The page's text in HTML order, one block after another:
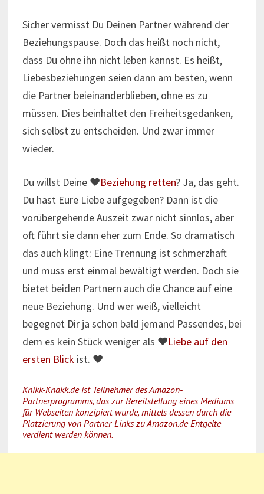
Sicher vermisst Du Deinen Partner während der
Beziehungspause. Doch das heißt noch nicht,
dass Du ohne ihn nicht leben kannst. Es heißt,
Liebesbeziehungen seien dann am besten, wenn
die Partner beieinanderblieben, ohne es zu
müssen. Dies beinhaltet den Freiheitsgedanken,
sich selbst zu entscheiden. Und zwar immer
wieder.
Du willst Deine ♥Beziehung retten? Ja, das geht.
Du hast Eure Liebe aufgegeben? Dann ist die
vorübergehende Auszeit zwar nicht sinnlos, aber
oft führt sie dann eher zum Ende. So dramatisch
das auch klingt: Eine Trennung ist schmerzhaft
und muss erst einmal bewältigt werden. Doch sie
bietet beiden Partnern auch die Chance auf eine
neue Beziehung. Und wer weiß, vielleicht
begegnet Dir ja schon bald jemand Passendes, bei
dem es kein Stück weniger als ♥Liebe auf den
ersten Blickist. ♥
Knikk-Knakk.de ist Teilnehmer des Amazon-
Partnerprogramms, das zur Bereitstellung eines Mediums
für Webseiten konzipiert wurde, mittels dessen durch die
Platzierung von Partner-Links zu Amazon.de Entgelte
verdient werden können.